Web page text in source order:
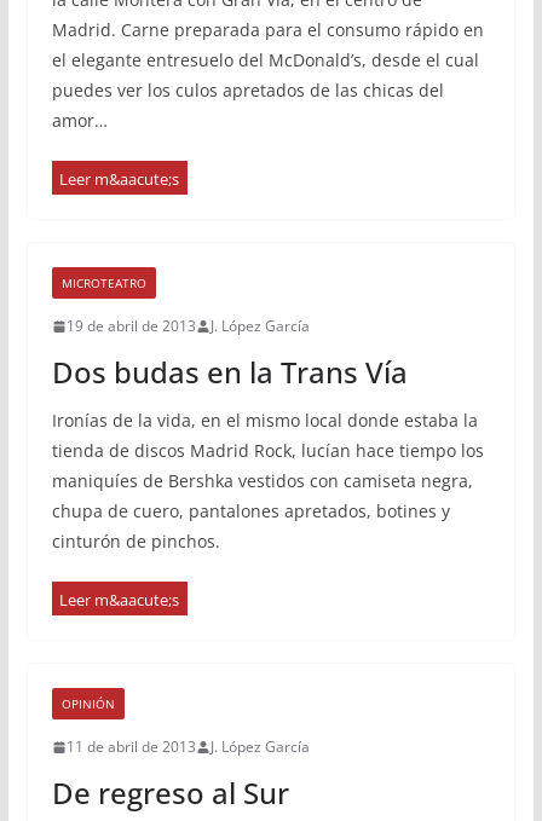
Madrid. Carne preparada para el consumo rápido en
el elegante entresuelo del McDonald’s, desde el cual
puedes ver los culos apretados de las chicas del
amor…
MICROTEATRO
19 de abril de 2013 J. López García
Dos budas en la Trans Vía
Ironías de la vida, en el mismo local donde estaba la
tienda de discos Madrid Rock, lucían hace tiempo los
maniquíes de Bershka vestidos con camiseta negra,
chupa de cuero, pantalones apretados, botines y
cinturón de pinchos.
OPINIÓN
11 de abril de 2013 J. López García
De regreso al Sur